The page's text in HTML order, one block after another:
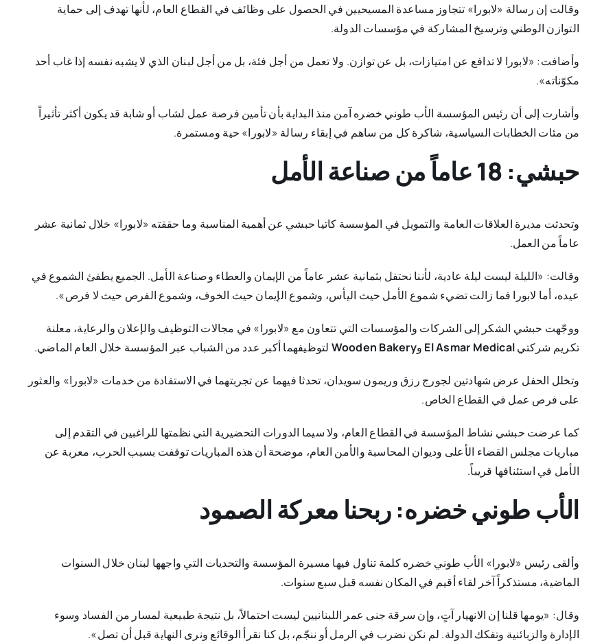
وقالت إن رسالة «لابورا» تتجاوز مساعدة المسيحيين في الحصول على وظائف في القطاع العام، لأنها تهدف إلى حماية
التوازن الوطني وترسيخ المشاركة في مؤسسات الدولة.
وأضافت: «لابورا لا تدافع عن امتيازات، بل عن توازن. ولا تعمل من أجل فئة، بل من أجل لبنان الذي لا يشبه نفسه إذا غاب أحد
مكوّناته».
وأشارت إلى أن رئيس المؤسسة الأب طوني خضره آمن منذ البداية بأن تأمين فرصة عمل لشاب أو شابة قد يكون أكثر تأثيراً
من مئات الخطابات السياسية، شاكرة كل من ساهم في إبقاء رسالة «لابورا» حية ومستمرة.
حبشي: 18 عاماً من صناعة الأمل
وتحدثت مديرة العلاقات العامة والتمويل في المؤسسة كاتيا حبشي عن أهمية المناسبة وما حققته «لابورا» خلال ثمانية عشر
عاماً من العمل.
وقالت: «الليلة ليست ليلة عادية، لأننا نحتفل بثمانية عشر عاماً من الإيمان والعطاء وصناعة الأمل. الجميع يطفئ الشموع في
عيده، أما لابورا فما زالت تضيء شموع الأمل حيث اليأس، وشموع الإيمان حيث الخوف، وشموع الفرص حيث لا فرص».
ووجّهت حبشي الشكر إلى الشركات والمؤسسات التي تتعاون مع «لابورا» في مجالات التوظيف والإعلان والرعاية، معلنة
تكريم شركتيEl Asmar Medical وWooden Bakery لتوظيفهما أكبر عدد من الشباب عبر المؤسسة خلال العام الماضي.
وتخلل الحفل عرض شهادتين لجورج رزق وريمون سويدان، تحدثا فيهما عن تجربتهما في الاستفادة من خدمات «لابورا» والعثور
على فرص عمل في القطاع الخاص.
كما عرضت حبشي نشاط المؤسسة في القطاع العام، ولا سيما الدورات التحضيرية التي نظمتها للراغبين في التقدم إلى
مباريات مجلس القضاء الأعلى وديوان المحاسبة والأمن العام، موضحة أن هذه المباريات توقفت بسبب الحرب، معربة عن
الأمل في استئنافها قريباً.
الأب طوني خضره: ربحنا معركة الصمود
وألقى رئيس «لابورا» الأب طوني خضره كلمة تناول فيها مسيرة المؤسسة والتحديات التي واجهها لبنان خلال السنوات
الماضية، مستذكراً آخر لقاء أقيم في المكان نفسه قبل سبع سنوات.
وقال: «يومها قلنا إن الانهيار آتٍ، وإن سرقة جنى عمر اللبنانيين ليست احتمالاً، بل نتيجة طبيعية لمسار من الفساد وسوء
الإدارة والزبائنية وتفكك الدولة. لم نكن نضرب في الرمل أو ننجّم، بل كنا نقرأ الوقائع ونرى النهاية قبل أن تصل».